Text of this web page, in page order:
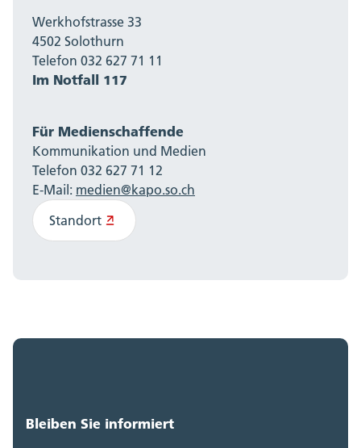
Werkhofstrasse 33
4502 Solothurn
Telefon 032 627 71 11
Im Notfall 117
Für Medienschaffende
Kommunikation und Medien
Telefon 032 627 71 12
E-Mail: medien@kapo.so.ch
Standort
Bleiben Sie informiert